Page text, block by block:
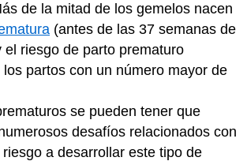
de la mitad de los gemelos nacen
(antes de las 37 semanas de
el riesgo de parto prematuro
partos con un número mayor de
se pueden tener que
desafíos relacionados con
riesgo a desarrollar este tipo de